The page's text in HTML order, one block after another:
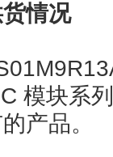
情况
模块系
产品。